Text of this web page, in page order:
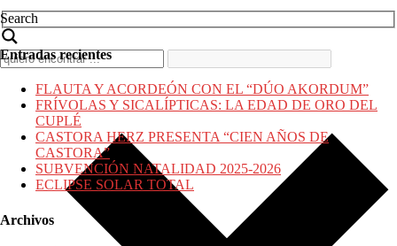
Search
Entradas recientes
FLAUTA Y ACORDEÓN CON EL “DÚO AKORDUM”
FRÍVOLAS Y SICALÍPTICAS: LA EDAD DE ORO DEL
CUPLÉ
CASTORA HERZ PRESENTA “CIEN AÑOS DE
CASTORA”
SUBVENCIÓN NATALIDAD 2025-2026
ECLIPSE SOLAR TOTAL
Archivos